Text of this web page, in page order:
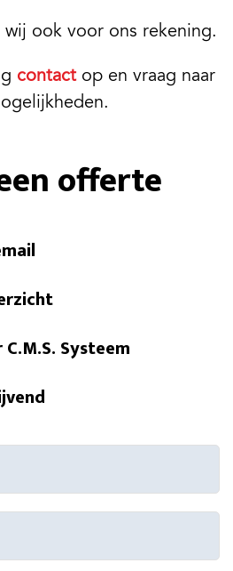
ook voor ons rekening.
contactop en vraag naar
offerte
Systeem